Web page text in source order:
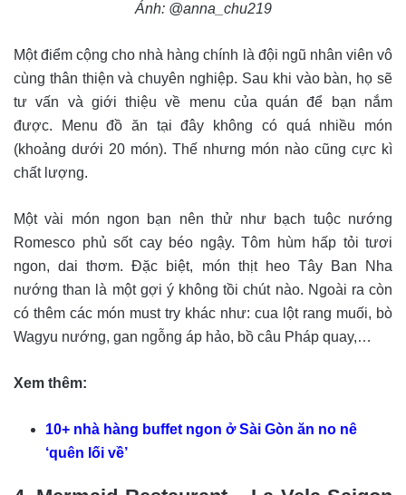
Ảnh: @anna_chu219
Một điểm cộng cho nhà hàng chính là đội ngũ nhân viên vô
cùng thân thiện và chuyên nghiệp. Sau khi vào bàn, họ sẽ
tư vấn và giới thiệu về menu của quán để bạn nắm
được. Menu đồ ăn tại đây không có quá nhiều món
(khoảng dưới 20 món). Thế nhưng món nào cũng cực kì
chất lượng.
Một vài món ngon bạn nên thử như bạch tuộc nướng
Romesco phủ sốt cay béo ngậy. Tôm hùm hấp tỏi tươi
ngon, dai thơm. Đặc biệt, món thịt heo Tây Ban Nha
nướng than là một gợi ý không tồi chút nào. Ngoài ra còn
có thêm các món must try khác như: cua lột rang muối, bò
Wagyu nướng, gan ngỗng áp hảo, bồ câu Pháp quay,…
Xem thêm:
10+ nhà hàng buffet ngon ở Sài Gòn ăn no nê
‘quên lối về’